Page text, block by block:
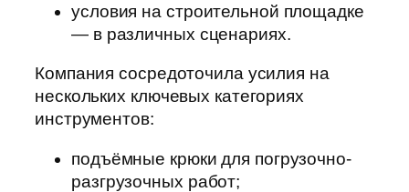
условия на строительной площадке
— в различных сценариях.
Компания сосредоточила усилия на
нескольких ключевых категориях
инструментов:
подъёмные крюки для погрузочно-
разгрузочных работ;